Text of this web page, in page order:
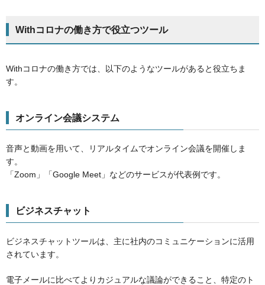
Withコロナの働き方で役立つツール
Withコロナの働き方では、以下のようなツールがあると役立ちま
す。
オンライン会議システム
音声と動画を用いて、リアルタイムでオンライン会議を開催しま
す。
「Zoom」「Google Meet」などのサービスが代表例です。
ビジネスチャット
ビジネスチャットツールは、主に社内のコミュニケーションに活用
されています。
電子メールに比べてよりカジュアルな議論ができること、特定のト